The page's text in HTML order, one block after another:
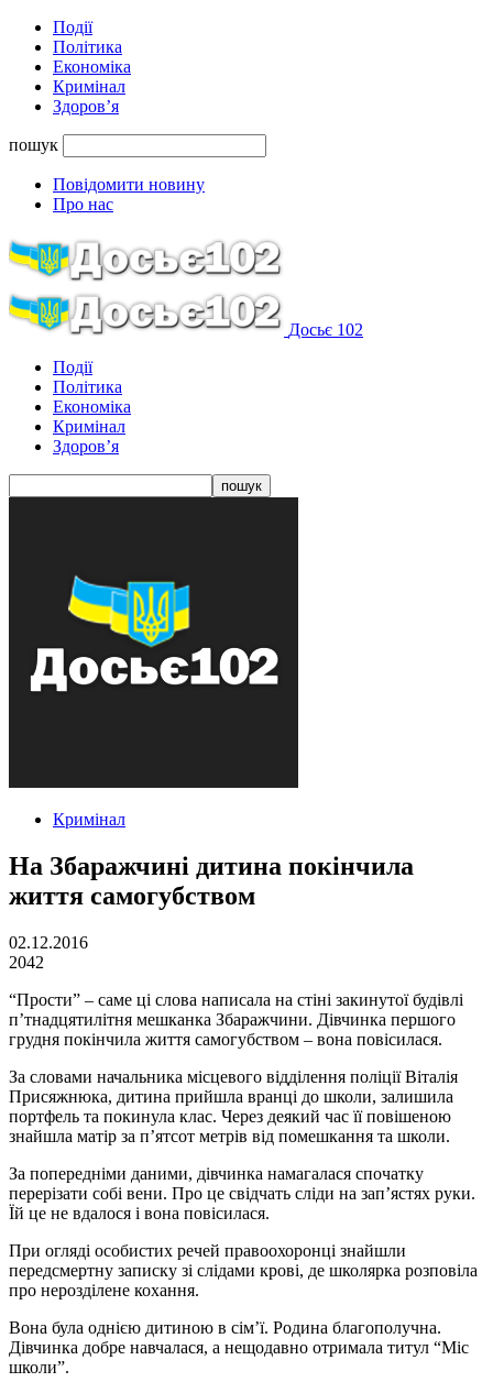
Події
Політика
Економіка
Кримінал
Здоров’я
пошук
Повідомити новину
Про нас
Досьє 102
Події
Політика
Економіка
Кримінал
Здоров’я
Кримінал
На Збаражчині дитина покінчила
життя самогубством
02.12.2016
2042
“Прости” – саме ці слова написала на стіні закинутої будівлі
п’тнадцятилітня мешканка Збаражчини. Дівчинка першого
грудня покінчила життя самогубством – вона повісилася.
За словами начальника місцевого відділення поліції Віталія
Присяжнюка, дитина прийшла вранці до школи, залишила
портфель та покинула клас. Через деякий час її повішеною
знайшла матір за п’ятсот метрів від помешкання та школи.
За попередніми даними, дівчинка намагалася спочатку
перерізати собі вени. Про це свідчать сліди на зап’ястях руки.
Їй це не вдалося і вона повісилася.
При огляді особистих речей правоохоронці знайшли
передсмертну записку зі слідами крові, де школярка розповіла
про нерозділене кохання.
Вона була однією дитиною в сім’ї. Родина благополучна.
Дівчинка добре навчалася, а нещодавно отримала титул “Міс
школи”.